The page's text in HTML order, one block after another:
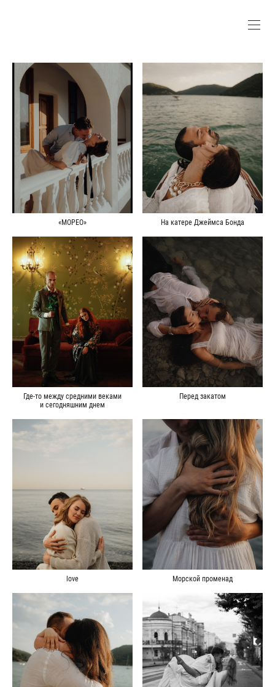
«МОРЕО» На катере Джеймса Бонда
Где-то между средними веками
и сегодняшним днем
Перед закатом
love Морской променад